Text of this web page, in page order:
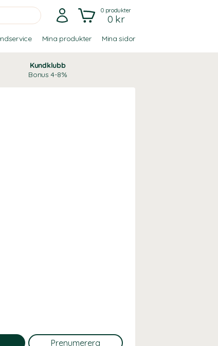
0produkter
0 kr
Mina produkter Mina sidor
Kundklubb
Bonus 4-8%